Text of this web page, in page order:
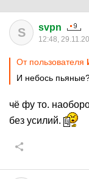
S svpn
12:48,
От пользователя
И небось
чё фу то.
без усилий.